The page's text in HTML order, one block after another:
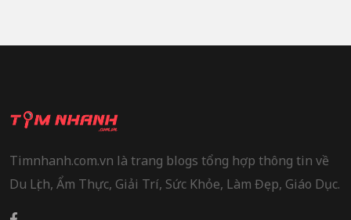
Timnhanh.com.vn là trang blogs tổng hợp thông tin về
Du Lịch, Ẩm Thực, Giải Trí, Sức Khỏe, Làm Đẹp, Giáo Dục.